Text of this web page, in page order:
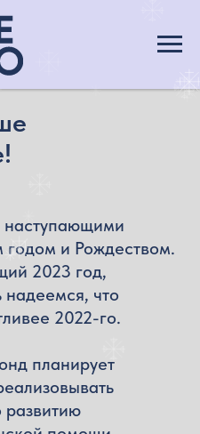
и Рождеством.
2023 год,
что
2022-го.
планирует